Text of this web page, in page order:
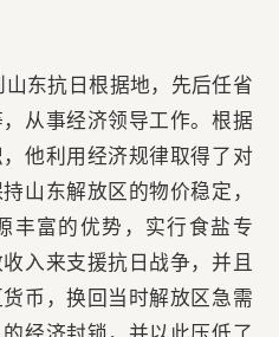
东抗日根据地，先后任省
从事经济领导工作。根据
他利用经济规律取得了对
山东解放区的物价稳定，
丰富的优势，实行食盐专
入来支援抗日战争，并且
币，换回当时解放区急需